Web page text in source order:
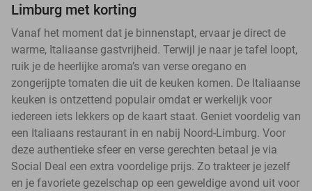
Limburg met korting
Vanaf het moment dat je binnenstapt, ervaar je direct de
warme, Italiaanse gastvrijheid. Terwijl je naar je tafel loopt,
ruik je de heerlijke aroma’s van verse oregano en
zongerijpte tomaten die uit de keuken komen. De Italiaanse
keuken is ontzettend populair omdat er werkelijk voor
iedereen iets lekkers op de kaart staat. Geniet voordelig van
een Italiaans restaurant in en nabij Noord-Limburg. Voor
deze authentieke sfeer en verse gerechten betaal je via
Social Deal een extra voordelige prijs. Zo trakteer je jezelf
en je favoriete gezelschap op een geweldige avond uit voor